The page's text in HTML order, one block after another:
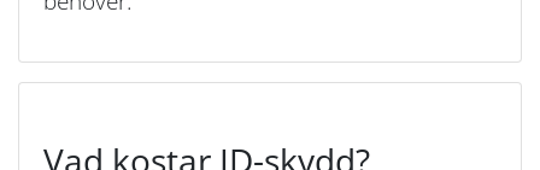
Vad kostar ID-skydd?